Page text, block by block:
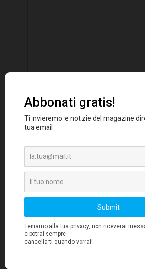
I ricavi da diritti di ospitalità
sono stati pari a 12 milioni
vendite sono state
alla Fifa Arab Cup a 16 squadre
in quattro città del Qatar alla